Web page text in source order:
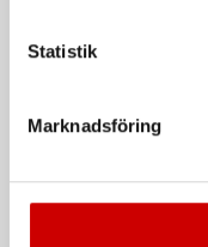
Statistik
Marknadsföring
Cockpitvård